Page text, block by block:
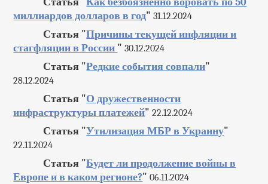
миллиардов долларов в год" 31.12.2024
Статья "Причины текущей инфляции и
стагфляции в России " 30.12.2024
Статья "Редкие события совпали"
28.12.2024
Статья "О дружественности
инфраструктуры платежей" 22.12.2024
Статья "Утилизация МБР в Украину"
22.11.2024
Статья "Будет ли продолжение войны в
Европе и в каком регионе?" 06.11.2024